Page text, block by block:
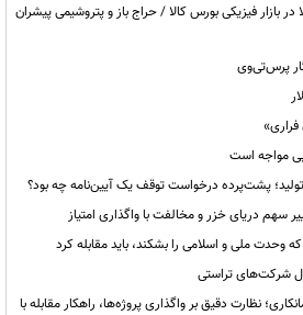
هزار تن کالا در بازار فیزیکی بورس کالا / حراج باز و پتروشیمی پیشران
پرس‌تی‌وی
مواجه است
تولید؛ پشت‌پرده درخواست توقف یک آیین‌نامه چه بود؟
سهم دریای خزر و مخالفت با واگذاری امتیاز
وحدت ملی و اسلامی را بشکند، باید مقابله کرد
نظارت دقیق بر واگذاری پروژه‌ها، راهکار مقابله با